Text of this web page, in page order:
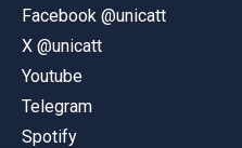
Facebook @unicatt
X @unicatt
Youtube
Telegram
Spotify